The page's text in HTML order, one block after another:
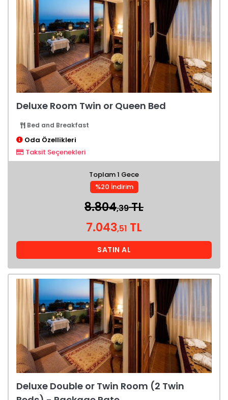
Deluxe Room Twin or Queen Bed
Bed and Breakfast
Oda Özellikleri
Taksit Seçenekleri
Toplam 1 Gece
%20 İndirim
8.804,39TL
7.043,51 TL
SATIN AL
Deluxe Double or Twin Room (2 Twin